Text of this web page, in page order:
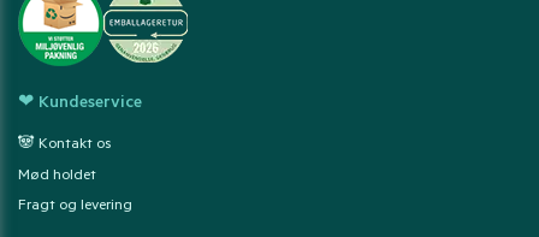
❤ Kundeservice
🐼 Kontakt os
Mød holdet
Fragt og levering